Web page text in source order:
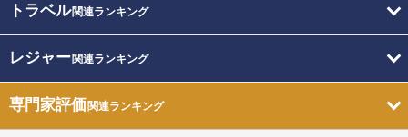
トラベル関連ランキング
レジャー関連ランキング
専門家評価関連ランキング